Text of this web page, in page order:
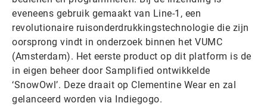
eveneens gebruik gemaakt van Line-1, een
revolutionaire ruisonderdrukkingstechnologie die zijn
oorsprong vindt in onderzoek binnen het VUMC
(Amsterdam). Het eerste product op dit platform is de
in eigen beheer door Samplified ontwikkelde
‘SnowOwl’. Deze draait op Clementine Wear en zal
gelanceerd worden via Indiegogo.